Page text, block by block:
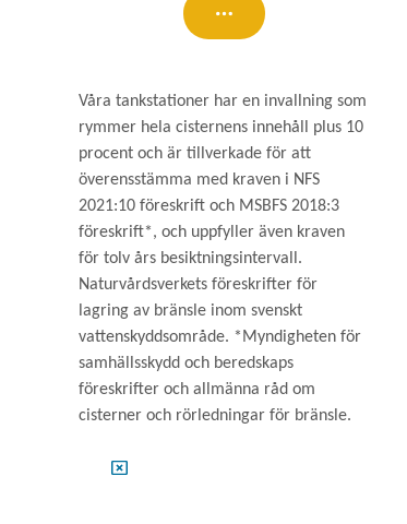
Våra tankstationer har en invallning som
rymmer hela cisternens innehåll plus 10
procent och är tillverkade för att
överensstämma med kraven i NFS
2021:10 föreskrift och MSBFS 2018:3
föreskrift*, och uppfyller även kraven
för tolv års besiktningsintervall.
Naturvårdsverkets föreskrifter för
lagring av bränsle inom svenskt
vattenskyddsområde. *Myndigheten för
samhällsskydd och beredskaps
föreskrifter och allmänna råd om
cisterner och rörledningar för bränsle.